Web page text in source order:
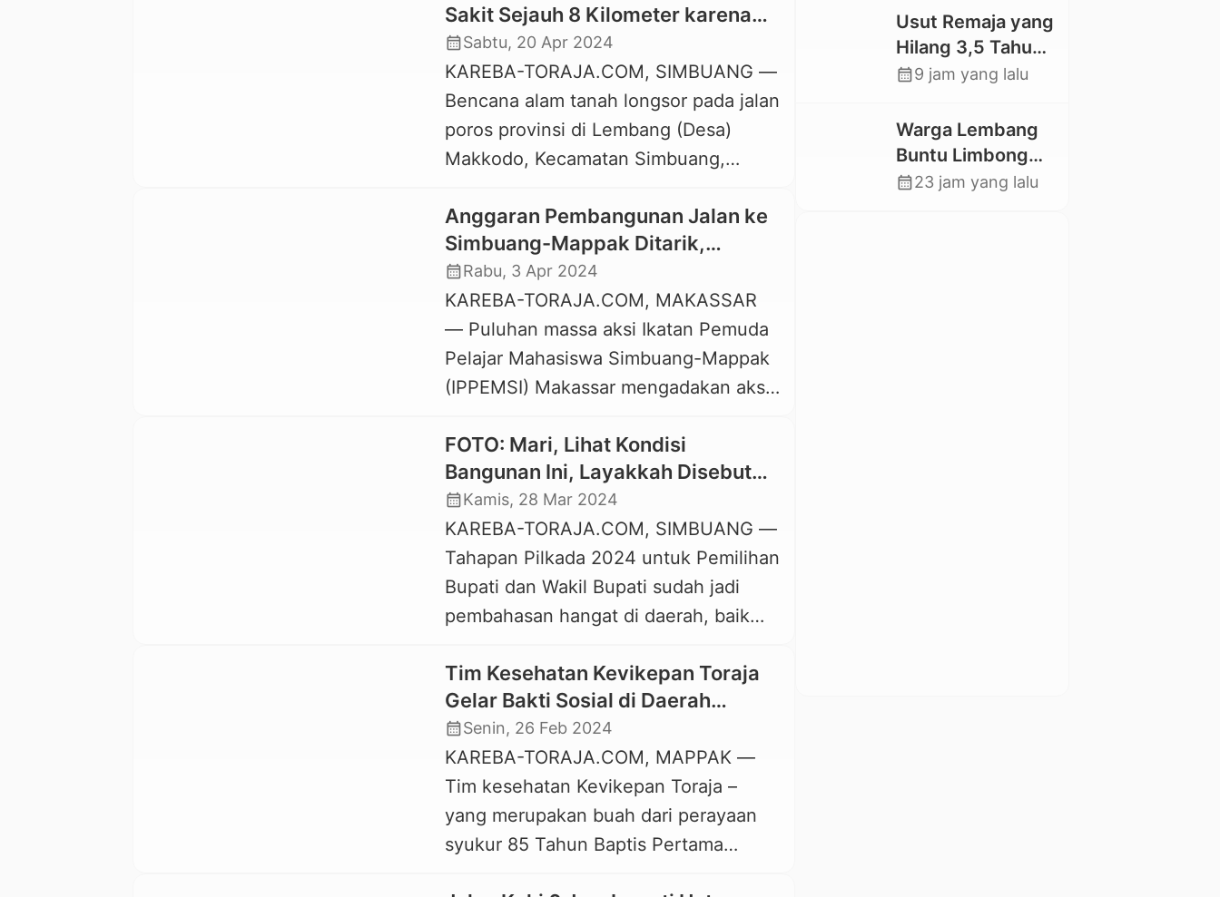
Almi harus melahirkan bayinya di
tengah perjalanan saat dirujuk ke
Rumah Sakit di Makale, Tana Toraja.
Indo’ Almi adalah warga Lembang
(Desa) Puangbembe Mesakada,
Kecamatan Simbuang, […]
Sakit Sejauh 8 Kilometer karena
Jalan Tertutup Longsor
calendar_monthSabtu, 20 Apr 2024
KAREBA-TORAJA.COM, SIMBUANG —
Bencana alam tanah longsor pada jalan
poros provinsi di Lembang (Desa)
Makkodo, Kecamatan Simbuang,
membuat akses warga terhalang.
Bahkan warga terpaksa menandu
seorang pasien berusia 69 tahun dan
berjalan kaki melewati lokasi longsor
sejauh kurang lebih 8 kilometer untuk
mencapai tempat dimana ada mobil
ambulance. Warga menandu […]
Anggaran Pembangunan Jalan ke
Simbuang-Mappak Ditarik,
IPPEMSI Demo di Kantor Gubernur
calendar_monthRabu, 3 Apr 2024
KAREBA-TORAJA.COM, MAKASSAR
— Puluhan massa aksi Ikatan Pemuda
Pelajar Mahasiswa Simbuang-Mappak
(IPPEMSI) Makassar mengadakan aksi
DPRD Provinsi Sulawesi Selatan,
Selasa, 2 April 2024. Para mahasiswa
ini melakukan aksi unjuk rasa meminta
pertanggungjawaban Pj Gubernur
Sulawesi Selatan karena telah menarik
anggaran yang telah disepakati
pemerintah Provinsi Sulawesi Selatan
Mappak. […]
FOTO: Mari, Lihat Kondisi
Bangunan Ini, Layakkah Disebut
Puskesmas Pembantu?
calendar_monthKamis, 28 Mar 2024
KAREBA-TORAJA.COM, SIMBUANG —
Tahapan Pilkada 2024 untuk Pemilihan
Bupati dan Wakil Bupati sudah jadi
pembahasan hangat di daerah, baik
Provinsi. Kabupaten Tana Toraja sala
satunya Kabupaten yang akan
menggelar pemilihan Bupati dan Wakil
Bupati untuk Pilkada 2024. Ditengah
situasi hingar-bingar pembahasan
calon Bupati dan Wakil Bupati Tana
Toraja untuk Pilkada 2024 […]
Tim Kesehatan Kevikepan Toraja
Gelar Bakti Sosial di Daerah
Terpencil Tana Toraja
calendar_monthSenin, 26 Feb 2024
KAREBA-TORAJA.COM, MAPPAK —
Tim kesehatan Kevikepan Toraja –
yang merupakan buah dari perayaan
syukur 85 Tahun Baptis Pertama
Jembatan
Usut Remaja yang
Hilang 3,5 Tahun
Lalu, Polres Toraja
Datangi TKP
calendar_month9 jam yang lalu
Warga Lembang
Buntu Limbong
Gandasil,
calendar_month23 jam yang lalu